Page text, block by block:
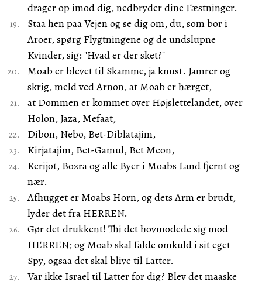
drager op imod dig, nedbryder dine Fæstninger.
Staa hen paa Vejen og se dig om, du, som bor i
Aroer, spørg Flygtningene og de undslupne
Kvinder, sig: "Hvad er der sket?"
Moab er blevet til Skamme, ja knust. Jamrer og
skrig, meld ved Arnon, at Moab er hærget,
at Dommen er kommet over Højslettelandet, over
Holon, Jaza, Mefaat,
Dibon, Nebo, Bet-Diblatajim,
Kirjatajim, Bet-Gamul, Bet Meon,
Kerijot, Bozra og alle Byer i Moabs Land fjernt og
nær.
Afhugget er Moabs Horn, og dets Arm er brudt,
lyder det fra HERREN.
Gør det drukkent! Thi det hovmodede sig mod
HERREN; og Moab skal falde omkuld i sit eget
Spy, ogsaa det skal blive til Latter.
Var ikke Israel til Latter for dig? Blev det maaske